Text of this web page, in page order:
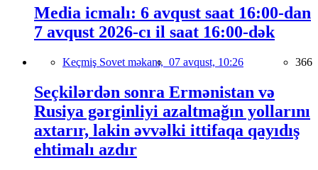
Media icmalı: 6 avqust saat 16:00-dan
7 avqust 2026-cı il saat 16:00-dək
Keçmiş Sovet məkanı, 07 avqust, 10:26 366
Seçkilərdən sonra Ermənistan və
Rusiya gərginliyi azaltmağın yollarını
axtarır, lakin əvvəlki ittifaqa qayıdış
ehtimalı azdır